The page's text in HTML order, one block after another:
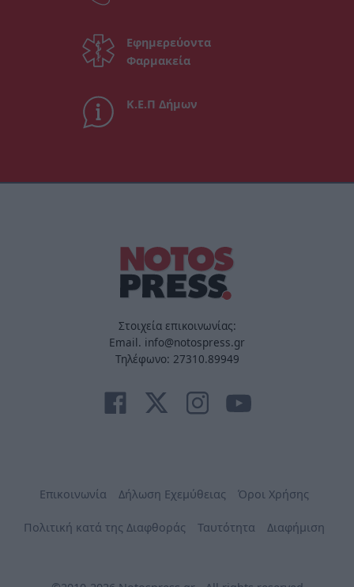
Εφημερεύοντα
Φαρμακεία
Κ.Ε.Π Δήμων
Στοιχεία επικοινωνίας:
Email. info@notospress.gr
Τηλέφωνο: 27310.89949
Επικοινωνία Δήλωση Εχεμύθειας Όροι Χρήσης
Πολιτική κατά της Διαφθοράς Ταυτότητα Διαφήμιση